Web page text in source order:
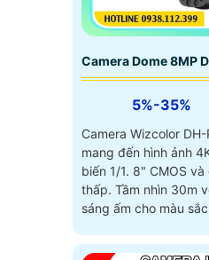
Camera Dome 8MP
5%-35%
Camera Wizcolor
mang đến hình ảnh
biến 1/1. 8" CMOS
thấp. Tầm nhìn 30m với đèn LED ánh
sáng ấm cho màu